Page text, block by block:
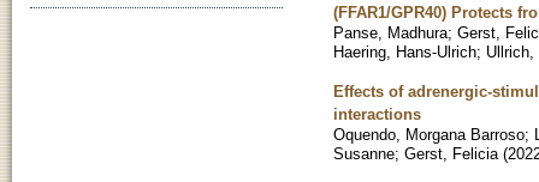
(FFAR1/GPR40) Protects
Panse, Madhura; Gerst,
Haering, Hans-Ulrich; Ullrich,
Effects of adrenergic-
interactions
Oquendo, Morgana Barroso;
Susanne; Gerst, Felicia (